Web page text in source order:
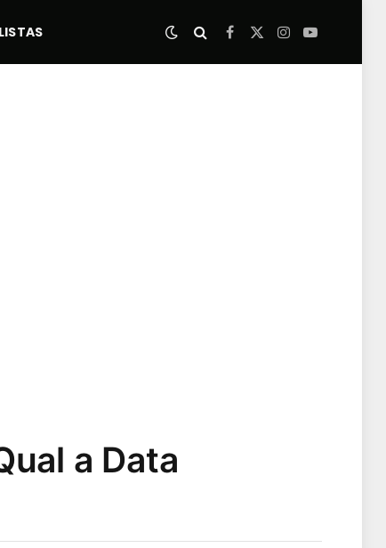
LISTAS Facebook
X
Instagram
YouTube
a Data